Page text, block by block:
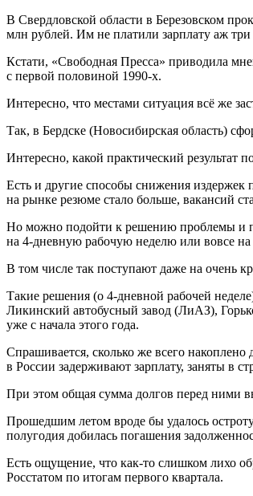
В Свердловской области в Березовском
млн рублей. Им не платили зарплату аж три
Кстати, «Свободная Пресса» приводила
с первой половиной 1990-х.
Интересно, что местами ситуация всё же
Так, в Бердске (Новосибирская область)
Интересно, какой практический результат
Есть и другие способы снижения издержек
на рынке резюме стало больше, вакансий
Но можно подойти к решению проблемы и
на 4-дневную рабочую неделю или вовсе на
В том числе так поступают даже на очень
Такие решения (о 4-дневной рабочей
Ликинский автобусный завод (ЛиАЗ),
уже с начала этого года.
Спрашивается, сколько же всего
в России задерживают зарплату, заняты в
При этом общая сумма долгов перед ними
Прошедшим летом вроде бы удалось
полугодия добилась погашения
Есть ощущение, что как-то слишком лихо
Росстатом по итогам первого квартала.